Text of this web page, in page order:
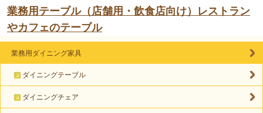
業務用テーブル（店舗用・飲食店向け）レストラン
やカフェのテーブル
業務用ダイニング家具
ダイニングテーブル
ダイニングチェア